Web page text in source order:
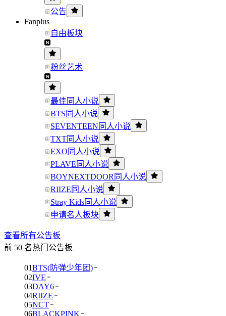
公告
Fanplus
自由板块
粉丝艺术
最佳同人小说
BTS同人小说
SEVENTEEN同人小说
TXT同人小说
EXO同人小说
PLAVE同人小说
BOYNEXTDOOR同人小说
RIIZE同人小说
Stray Kids同人小说
申请名人板块
查看所有公告板
前 50 名热门公告板
01BTS(防弹少年团)
02IVE
03DAY6
04RIIZE
05NCT
06BLACKPINK